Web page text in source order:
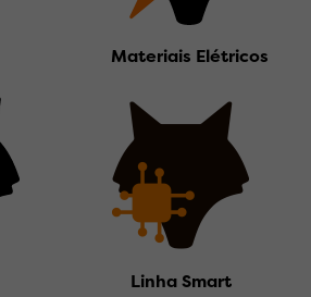
Materiais Elétricos
Linha Smart